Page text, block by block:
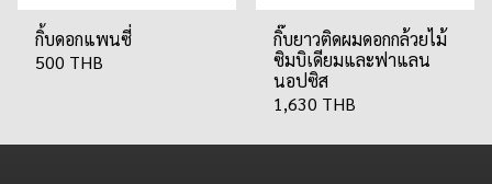
กิ้บดอกแพนซี่
500 THB
กิ๊บยาวติดผมดอกกล้วยไม้
ซิมบิเดียมและฟาแลน
นอปซิส
1,630 THB